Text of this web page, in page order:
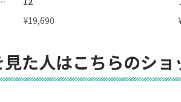
¥19,690
た人はこちらのシ